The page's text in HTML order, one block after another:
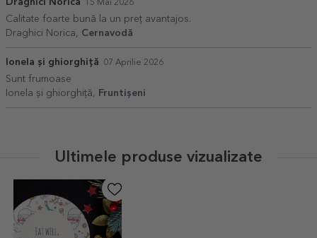
Draghici Norica 15 Mai 2026
Calitate foarte bună la un preț avantajos.
Draghici Norica, Cernavodă
Ionela și ghiorghiță 07 Aprilie 2026
Sunt frumoase
Ionela și ghiorghiță,
Fruntișeni
Ultimele produse vizualizate